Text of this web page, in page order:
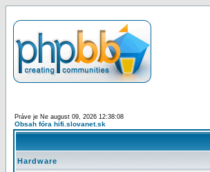
Práve je Ne august 09, 2026 12:38:08
Obsah fóra hifi.slovanet.sk
Hardware